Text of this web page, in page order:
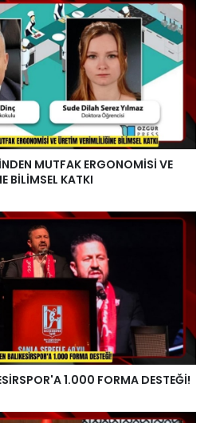
MUTFAK ERGONOMİSİ VE
BİLİMSEL KATKI
1.000 FORMA DESTEĞİ!